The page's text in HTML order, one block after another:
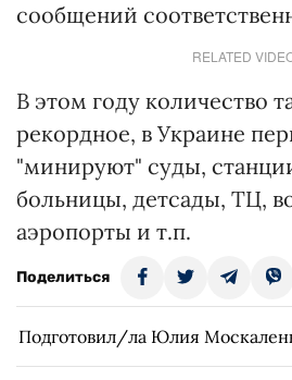
сообщений
RELATED
В этом году количество
рекордное, в Украине
"минируют" суды,
больницы, детсады, ТЦ,
аэропорты и т.п.
Поделиться
Подготовил/ла Юлия